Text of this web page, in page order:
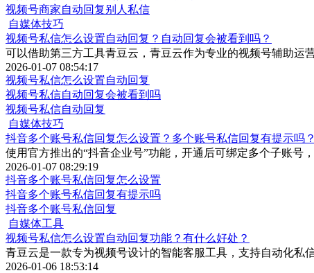
视频号商家自动回复别人私信
自媒体技巧
视频号私信怎么设置自动回复？自动回复会被看到吗？
可以借助第三方工具青豆云，青豆云作为专业的视频号辅助运
2026-01-07 08:54:17
视频号私信怎么设置自动回复
视频号私信自动回复会被看到吗
视频号私信自动回复
自媒体技巧
抖音多个账号私信回复怎么设置？多个账号私信回复有提示吗？
使用官方推出的“抖音企业号”功能，开通后可绑定多个子账号
2026-01-07 08:29:19
抖音多个账号私信回复怎么设置
抖音多个账号私信回复有提示吗
抖音多个账号私信回复
自媒体工具
视频号私信怎么设置自动回复功能？有什么好处？
青豆云是一款专为视频号设计的智能客服工具，支持自动化私
2026-01-06 18:53:14